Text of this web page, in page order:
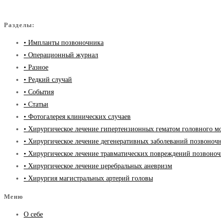
Разделы:
• Импланты позвоночника
• Операционный журнал
• Разное
• Редкий случай
• События
• Статьи
• Фотогалерея клинических случаев
• Хирургическое лечение гипертензионных гематом головного
• Хирургическое лечение дегенеративных заболеваний
• Хирургическое лечение травматических повреждений
• Хирургическое лечение церебральных аневризм
• Хирургия магистральных артерий головы
Меню
О себе